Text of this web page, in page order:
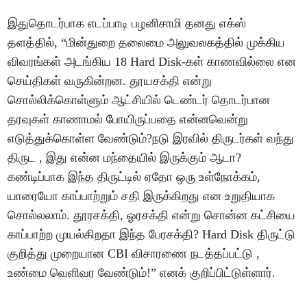
இதுதொடர்பாக எடப்பாடி பழனிசாமி தனது எக்ஸ்
தளத்தில், “மின்துறை தலைமை அலுவலகத்தில் முக்கிய
விவரங்கள் அடங்கிய 18 Hard Disk-கள் காணவில்லை என
செய்திகள் வருகின்றன. தூயசக்தி என்று
சொல்லிக்கொள்ளும் ஆட்சியில் டெண்டர் தொடர்பான
தரவுகள் காணாமல் போயிருப்பதை என்னவென்று
எடுத்துக்கொள்ள வேண்டும்?நடு இரவில் திருடர்கள் வந்து
திருட , இது என்ன மந்தையில் இருக்கும் ஆடா?
கண்டிப்பாக இந்த திருட்டில் ஏதோ ஒரு உள்நோக்கம்,
யாரையோ காப்பாற்றும் சதி இருக்கிறது என உறுதியாக
சொல்லலாம். தூரசக்தி, ஓரசக்தி என்று சொன்ன கட்சியை
காப்பாற்ற முயல்கிறதா இந்த பேரசக்தி? Hard Disk திருட்டு
குறித்து முறையான CBI விசாரணை நடத்தப்பட்டு ,
உண்மை வெளிவர வேண்டும்!” எனக் குறிப்பிட்டுள்ளார்.